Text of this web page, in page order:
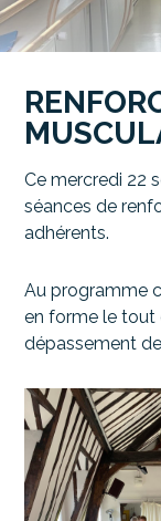
Ce mercredi 22
séances de
adhérents.
Au programme
en forme le tout
dépassement